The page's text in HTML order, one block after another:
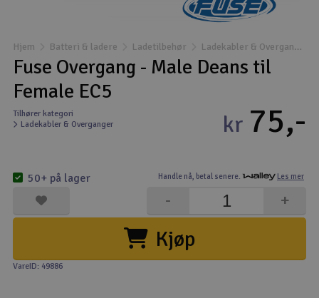
Droner
Droner for FPV
Fly
Helikopter
Kamerautstyr
Modellbygging, LEGO & byggesett
Hjem Batteri & ladere Ladetilbehør Ladekabler & Overganger
Fuse Overgang - Male Deans til
Female EC5
Tilhører kategori
Ladekabler & Overganger
Handle nå, betal senere. Les mer
kr 75,-
Kjøp
+
-
50+ på lager
VareID: 49886